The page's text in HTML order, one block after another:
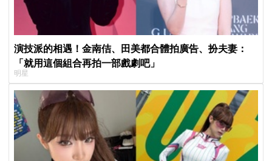
演技派的相遇！金南佶、田美都合體拍廣告、扮夫妻：
「就用這個組合再拍一部戲劇吧」
明星